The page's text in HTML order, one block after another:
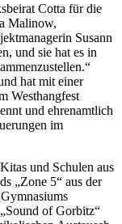
Cotta für die
Malinow,
Susann
und sie hat es in
hat mit einer
Westhangfest
und ehrenamtlich
im
und Schulen aus
„Zone 5“ aus der
of Gorbitz“